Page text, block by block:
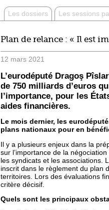
Les dossiers Les sessions
Plan de relance : « Il est
12 mars 2021
L’eurodéputé Dragoş
de 750 milliards d’euros
l’importance, pour les
aides financières.
Le mois dernier, les
plans nationaux pour en
Il y a plusieurs enjeux dans la
sur l’importance de la
les syndicats et les associations.
inscrit dans le règlement du plan
territoires. Lors des évaluations
critère décisif.
Quels sont les principaux